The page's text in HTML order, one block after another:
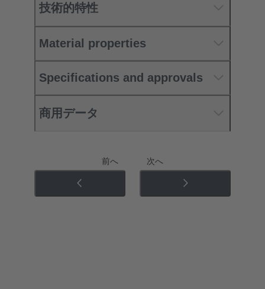
技術的特性
Material properties
Specifications and approvals
商用データ
前へ 次へ